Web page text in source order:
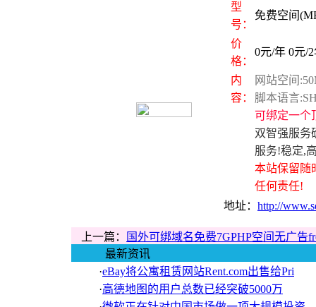
型
号：
免费空间
价
格：
0元/年 0元/
内
容：
网站空间
脚本语言
可绑定一个
双智强服务
服务!稳定,
本站保留随
任何责任!
地址： http://
上一篇：
国外可绑域名免费7GPHP空间无广告
最新资讯
·eBay将公寓租赁网站Rent.com出售给Pri
·高德地图的用户总数已经突破5000万